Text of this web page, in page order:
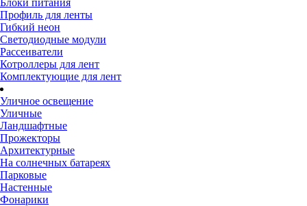
Блоки питания
Профиль для ленты
Гибкий неон
Светодиодные модули
Рассеиватели
Котроллеры для лент
Комплектующие для лент
Уличное освещение
Уличные
Ландшафтные
Прожекторы
Архитектурные
На солнечных батареях
Парковые
Настенные
Фонарики